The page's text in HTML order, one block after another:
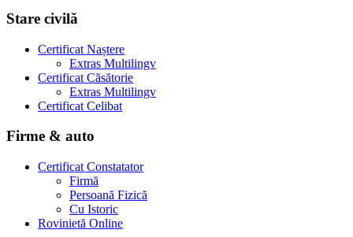
Stare civilă
Certificat Naștere
Extras Multilingv
Certificat Căsătorie
Extras Multilingv
Certificat Celibat
Firme & auto
Certificat Constatator
Firmă
Persoană Fizică
Cu Istoric
Rovinietă Online